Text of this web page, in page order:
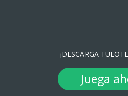
¡DESCARGA
Juega